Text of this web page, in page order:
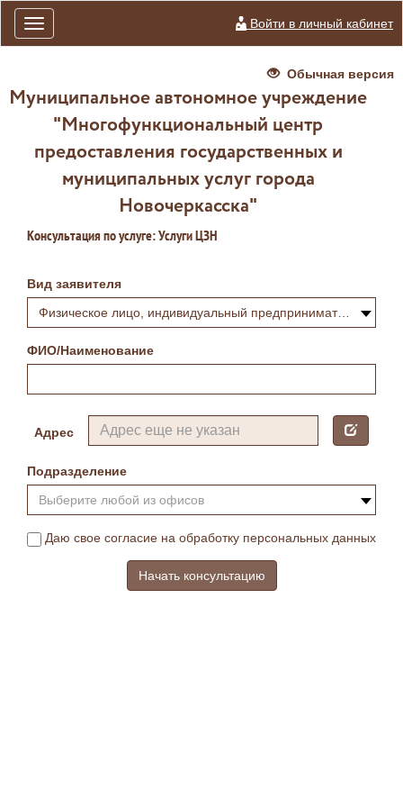
Toggle
navigation
Войти в личный кабинет
Обычная версия
Муниципальное автономное учреждение
"Многофункциональный центр
предоставления государственных и
муниципальных услуг города
Новочеркасска"
Консультация по услуге: Услуги ЦЗН
Вид заявителя
Физическое лицо, индивидуальный предприниматель или самозанятый
ФИО/Наименование
Адрес
Подразделение
Выберите любой из офисов
Даю свое согласие на обработку персональных данных
Начать консультацию